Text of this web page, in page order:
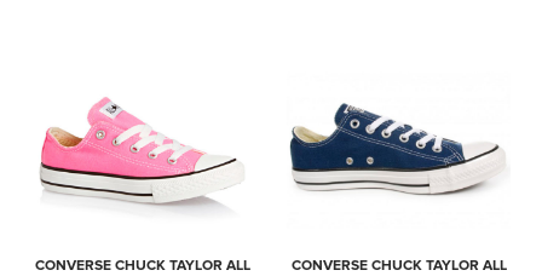
CONVERSE CHUCK TAYLOR ALL
CONVERSE CHUCK TAYLOR ALL